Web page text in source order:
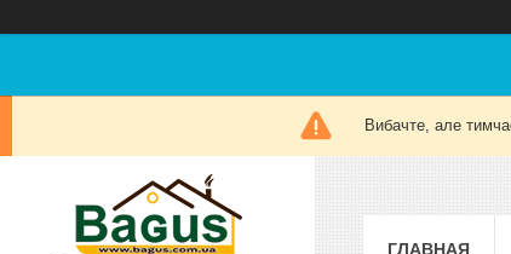
Вибачте, але
ГЛАВНАЯ